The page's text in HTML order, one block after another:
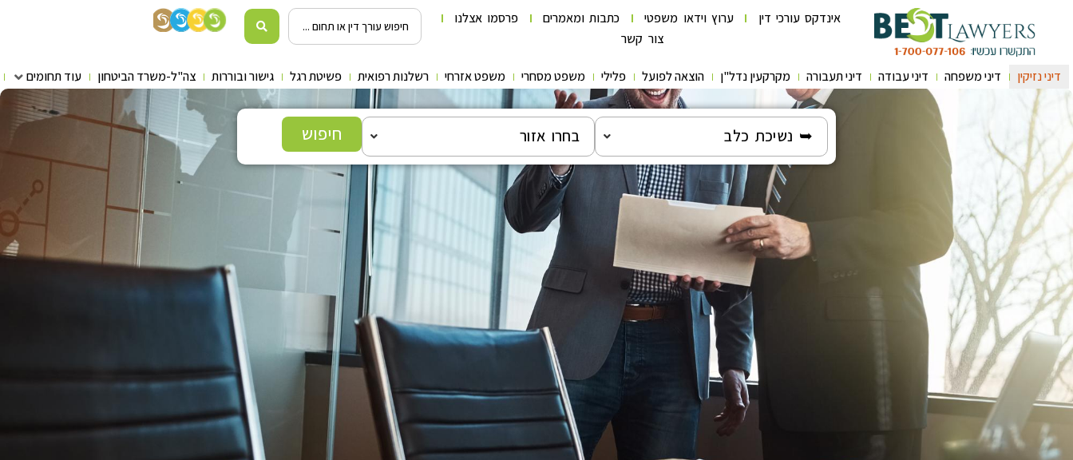
אינדקס עורכי דין ערוץ וידאו משפטי כתבות ומאמרים
פרסמו אצלנו
צור קשר
דיני נזיקין דיני משפחה דיני עבודה דיני תעבורה מקרקעין נדל"ן הוצאה לפועל פלילי משפט מסחרי משפט אזרחי רשלנות רפואית פשיטת רגל גישור ובוררות צה"ל-משרד הביטחון עוד תחומים
➥ נשיכת כלב בחרו אזור חיפוש